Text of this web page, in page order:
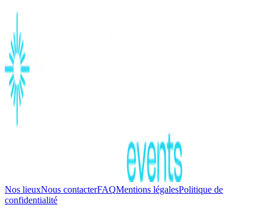
Nos lieuxNous contacterFAQMentions légalesPolitique de
confidentialité